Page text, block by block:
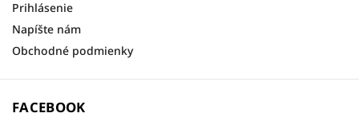
Prihlásenie
Napíšte nám
Obchodné podmienky
FACEBOOK